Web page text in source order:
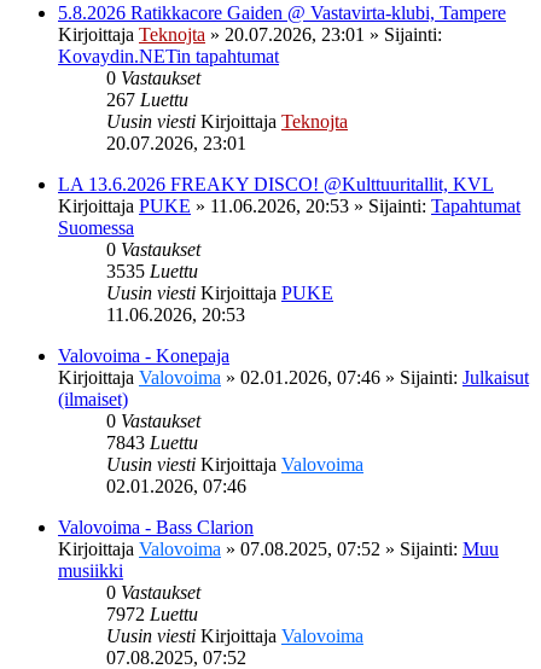
5.8.2026 Ratikkacore Gaiden @ Vastavirta-klubi, Tampere
Kirjoittaja Teknojta » 20.07.2026, 23:01 » Sijainti:
Kovaydin.NETin tapahtumat
0 Vastaukset
267 Luettu
Uusin viesti Kirjoittaja Teknojta
20.07.2026, 23:01
LA 13.6.2026 FREAKY DISCO! @Kulttuuritallit, KVL
Kirjoittaja PUKE » 11.06.2026, 20:53 » Sijainti: Tapahtumat
Suomessa
0 Vastaukset
3535 Luettu
Uusin viesti Kirjoittaja PUKE
11.06.2026, 20:53
Valovoima - Konepaja
Kirjoittaja Valovoima » 02.01.2026, 07:46 » Sijainti: Julkaisut
(ilmaiset)
0 Vastaukset
7843 Luettu
Uusin viesti Kirjoittaja Valovoima
02.01.2026, 07:46
Valovoima - Bass Clarion
Kirjoittaja Valovoima » 07.08.2025, 07:52 » Sijainti: Muu
musiikki
0 Vastaukset
7972 Luettu
Uusin viesti Kirjoittaja Valovoima
07.08.2025, 07:52